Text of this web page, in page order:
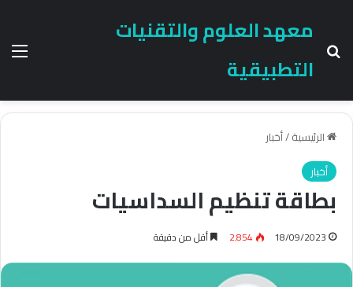
معهد العلوم والتقنيات
التطبيقية
الرئيسية/أخبار
أخبار
بطاقة تنظيم السداسيات
18/09/2023 2٬854 أقل من دقيقة